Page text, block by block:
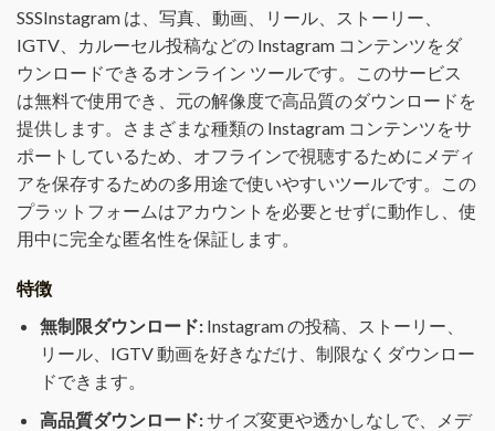
SSSInstagram は、写真、動画、リール、ストーリー、
IGTV、カルーセル投稿などの Instagram コンテンツをダ
ウンロードできるオンライン ツールです。このサービス
は無料で使用でき、元の解像度で高品質のダウンロードを
提供します。さまざまな種類の Instagram コンテンツをサ
ポートしているため、オフラインで視聴するためにメディ
アを保存するための多用途で使いやすいツールです。この
プラットフォームはアカウントを必要とせずに動作し、使
用中に完全な匿名性を保証します。
特徴
無制限ダウンロード:Instagram の投稿、ストーリー、
リール、IGTV 動画を好きなだけ、制限なくダウンロー
ドできます。
高品質ダウンロード:サイズ変更や透かしなしで、メデ